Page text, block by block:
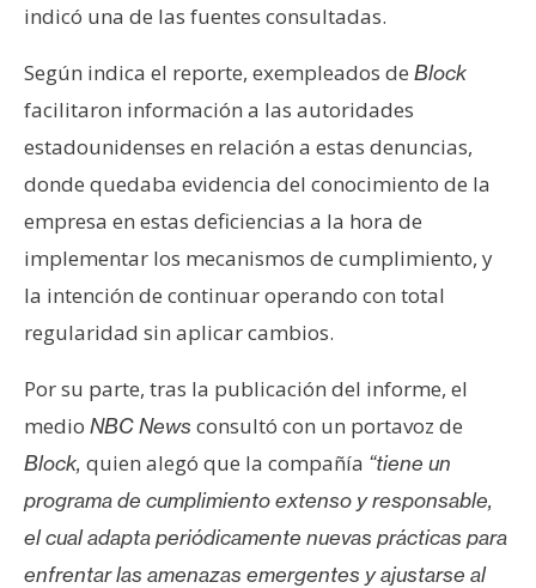
n
a
c
t
y
P
u
b
i
c
i
d
a
d
indicó una de las fuentes consultadas.
Según indica el reporte, exempleados de Block
facilitaron información a las autoridades
estadounidenses en relación a estas denuncias,
donde quedaba evidencia del conocimiento de la
empresa en estas deficiencias a la hora de
implementar los mecanismos de cumplimiento, y
la intención de continuar operando con total
regularidad sin aplicar cambios.
Por su parte, tras la publicación del informe, el
medio NBC News consultó con un portavoz de
Block, quien alegó que la compañía “tiene un
programa de cumplimiento extenso y responsable,
el cual adapta periódicamente nuevas prácticas para
enfrentar las amenazas emergentes y ajustarse al